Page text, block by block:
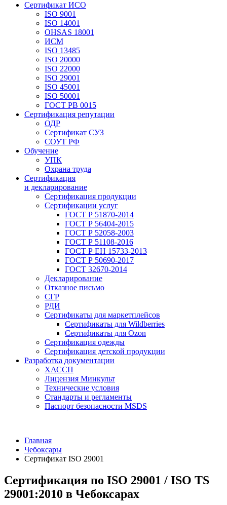
Сертификат ИСО
ISO 9001
ISO 14001
OHSAS 18001
ИСМ
ISO 13485
ISO 20000
ISO 22000
ISO 29001
ISO 45001
ISO 50001
ГОСТ РВ 0015
Сертификация репутации
ОДР
Сертификат СУЗ
СОУТ РФ
Обучение
УПК
Охрана труда
Сертификация
и декларирование
Сертификация продукции
Сертификации услуг
ГОСТ Р 51870-2014
ГОСТ Р 56404-2015
ГОСТ Р 52058-2003
ГОСТ Р 51108-2016
ГОСТ Р ЕН 15733-2013
ГОСТ Р 50690-2017
ГОСТ 32670-2014
Декларирование
Отказное письмо
СГР
РДИ
Сертификаты для маркетплейсов
Сертификаты для Wildberries
Сертификаты для Ozon
Сертификация одежды
Сертификация детской продукции
Разработка документации
ХАССП
Лицензия Минкульт
Технические условия
Стандарты и регламенты
Паспорт безопасности MSDS
Главная
Чебоксары
Сертификат ISO 29001
Сертификация по ISO 29001 / ISO TS
29001:2010 в Чебоксарах